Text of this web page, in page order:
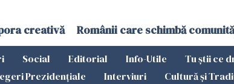
creativă Românii care schimbă
Social Editorial Info-Utile Tu știi ce
Prezidențiale Interviuri Cultură și